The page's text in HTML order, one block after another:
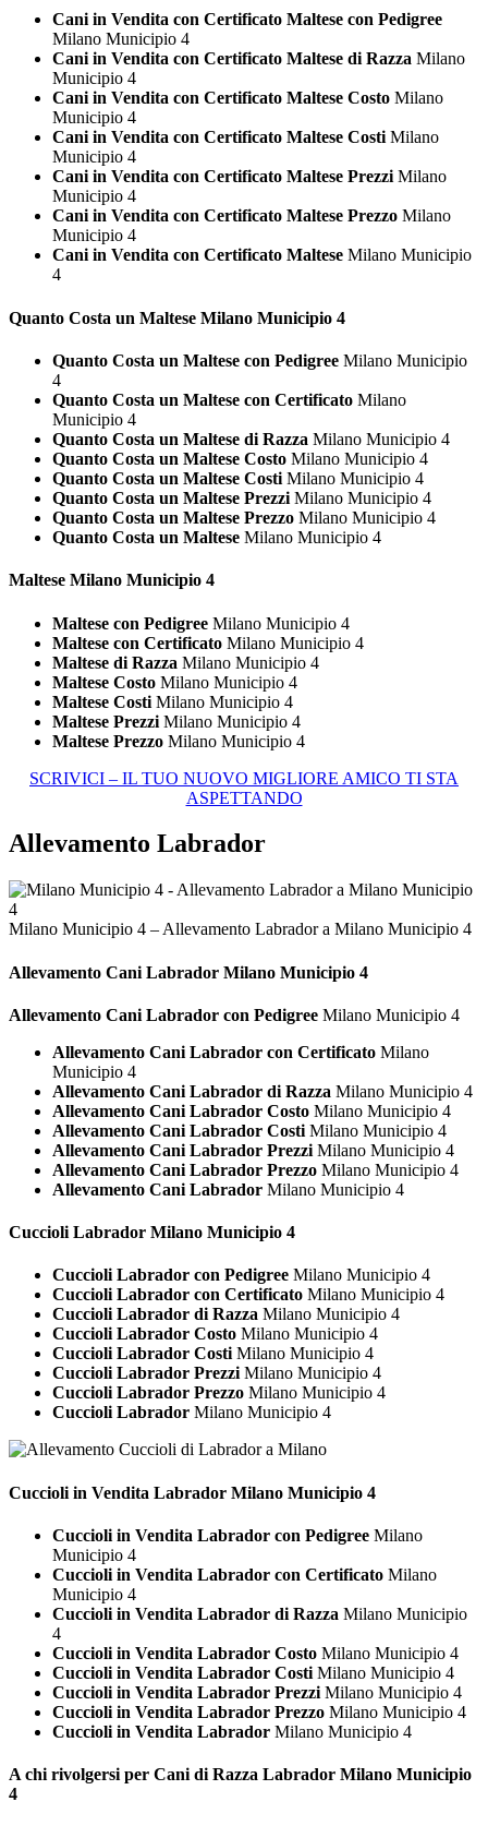
Cani in Vendita con Certificato Maltese con Pedigree
Milano Municipio 4
Cani in Vendita con Certificato Maltese di Razza Milano
Municipio 4
Cani in Vendita con Certificato Maltese Costo Milano
Municipio 4
Cani in Vendita con Certificato Maltese CostiMilano
Municipio 4
Cani in Vendita con Certificato Maltese PrezziMilano
Municipio 4
Cani in Vendita con Certificato Maltese Prezzo Milano
Municipio 4
Cani in Vendita con Certificato Maltese Milano Municipio
4
Quanto Costa un Maltese Milano Municipio 4
Quanto Costa un Maltese con Pedigree Milano Municipio
4
Quanto Costa un Maltese con Certificato Milano
Municipio 4
Quanto Costa un Maltese di Razza Milano Municipio 4
Quanto Costa un Maltese Costo Milano Municipio 4
Quanto Costa un Maltese Costi Milano Municipio 4
Quanto Costa un Maltese Prezzi Milano Municipio 4
Quanto Costa un Maltese Prezzo Milano Municipio 4
Quanto Costa un Maltese Milano Municipio 4
Maltese Milano Municipio 4
Maltese con Pedigree Milano Municipio 4
Maltese con Certificato Milano Municipio 4
Maltese di Razza Milano Municipio 4
Maltese Costo Milano Municipio 4
Maltese Costi Milano Municipio 4
Maltese Prezzi Milano Municipio 4
Maltese Prezzo Milano Municipio 4
SCRIVICI – IL TUO NUOVO MIGLIORE AMICO TI STA
ASPETTANDO
Allevamento Labrador
Milano Municipio 4 – Allevamento Labrador a Milano Municipio 4
Allevamento Cani Labrador Milano Municipio 4
Allevamento Cani Labrador con Pedigree Milano Municipio 4
Allevamento Cani Labrador con Certificato Milano
Municipio 4
Allevamento Cani Labrador di Razza Milano Municipio 4
Allevamento Cani Labrador Costo Milano Municipio 4
Allevamento Cani Labrador Costi Milano Municipio 4
Allevamento Cani Labrador Prezzi Milano Municipio 4
Allevamento Cani Labrador Prezzo Milano Municipio 4
Allevamento Cani Labrador Milano Municipio 4
Cuccioli Labrador Milano Municipio 4
Cuccioli Labrador con Pedigree Milano Municipio 4
Cuccioli Labrador con Certificato Milano Municipio 4
Cuccioli Labrador di Razza Milano Municipio 4
Cuccioli Labrador Costo Milano Municipio 4
Cuccioli Labrador CostiMilano Municipio 4
Cuccioli Labrador PrezziMilano Municipio 4
Cuccioli Labrador Prezzo Milano Municipio 4
Cuccioli Labrador Milano Municipio 4
Cuccioli in Vendita Labrador Milano Municipio 4
Cuccioli in Vendita Labrador con Pedigree Milano
Municipio 4
Cuccioli in Vendita Labrador con Certificato Milano
Municipio 4
Cuccioli in Vendita Labrador di Razza Milano Municipio
4
Cuccioli in Vendita Labrador Costo Milano Municipio 4
Cuccioli in Vendita Labrador Costi Milano Municipio 4
Cuccioli in Vendita Labrador Prezzi Milano Municipio 4
Cuccioli in Vendita Labrador Prezzo Milano Municipio 4
Cuccioli in Vendita Labrador Milano Municipio 4
A chi rivolgersi per Cani di Razza Labrador Milano Municipio
4